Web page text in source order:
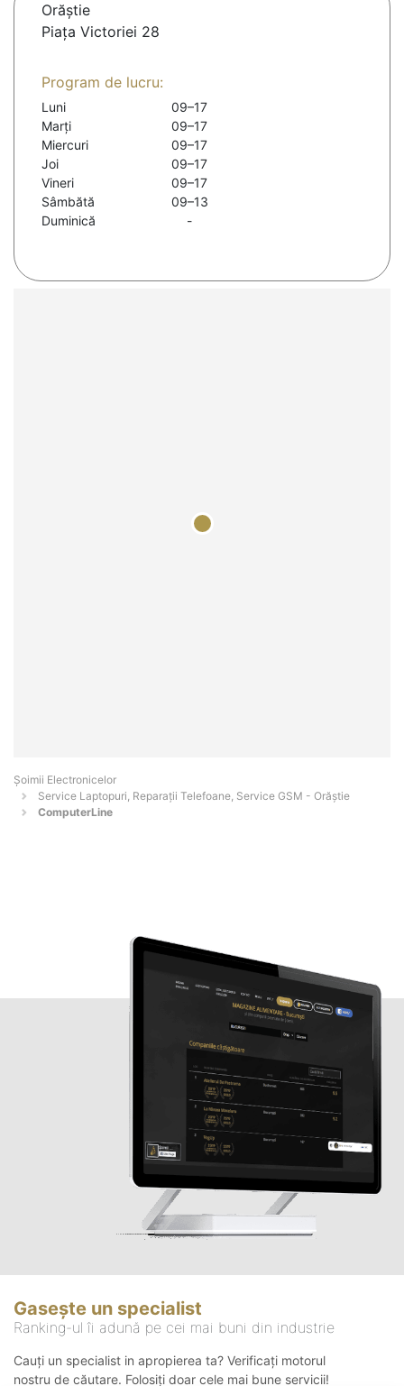
Orăştie
Piața Victoriei 28
Program de lucru:
Luni
09–17
Marți
09–17
Miercuri
09–17
Joi
09–17
Vineri
09–17
Sâmbătă
09–13
Duminică
-
Șoimii Electronicelor
Service Laptopuri, Reparații Telefoane, Service GSM - Orăştie
ComputerLine
Gasește un specialist
Ranking-ul îi adună pe cei mai buni din industrie
Cauți un specialist in apropierea ta? Verificați motorul
nostru de căutare. Folosiți doar cele mai bune servicii!